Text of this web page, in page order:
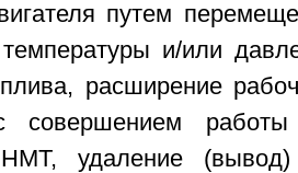
путем
и/или
расширение
совершением
удаление (вывод)